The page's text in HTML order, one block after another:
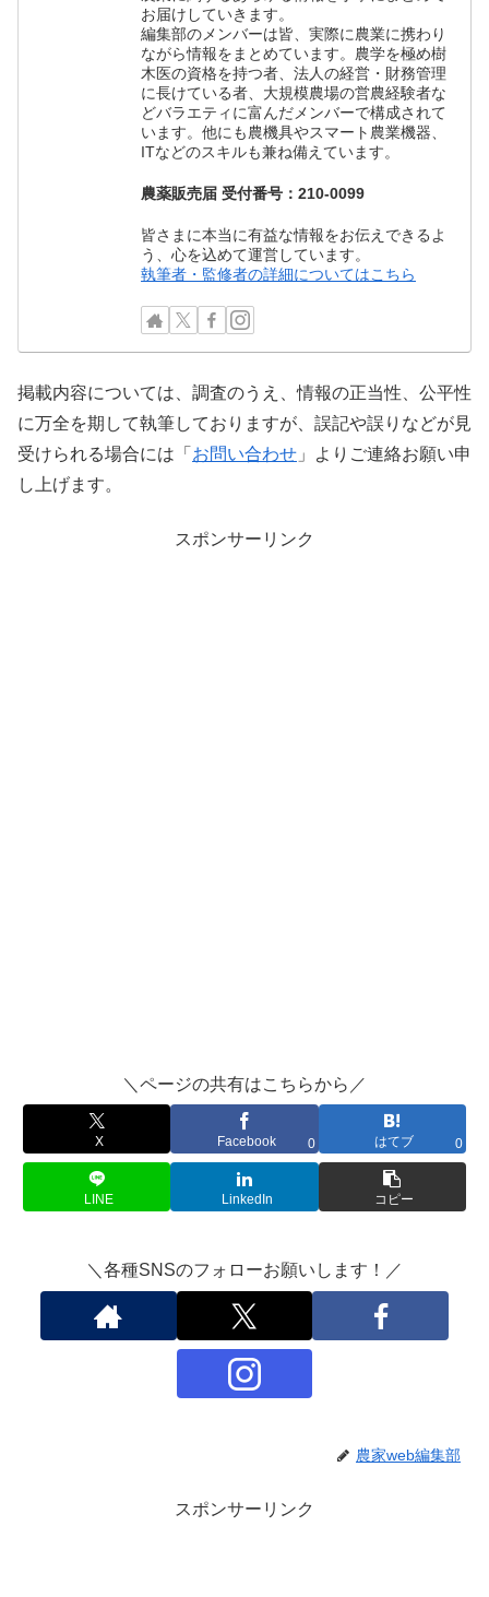
お届けしていきます。
編集部のメンバーは皆、実際に農業に携わり
ながら情報をまとめています。農学を極め樹
木医の資格を持つ者、法人の経営・財務管理
に長けている者、大規模農場の営農経験者な
どバラエティに富んだメンバーで構成されて
います。他にも農機具やスマート農業機器、
ITなどのスキルも兼ね備えています。
農薬販売届 受付番号：210-0099
皆さまに本当に有益な情報をお伝えできるよ
う、心を込めて運営しています。
執筆者・監修者の詳細についてはこちら
掲載内容については、調査のうえ、情報の正当性、公平性
に万全を期して執筆しておりますが、誤記や誤りなどが見
受けられる場合には「 お問い合わせ 」よりご連絡お願い申
し上げます。
スポンサーリンク
＼ページの共有はこちらから／
X Facebook 0 はてブ 0
LINE LinkedIn コピー
＼各種SNSのフォローお願いします！／
農家web編集部
スポンサーリンク